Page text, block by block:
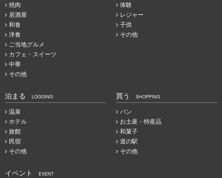
焼肉
居酒屋
和食
洋食
ご当地グルメ
カフェ・スイーツ
中華
その他
体験
レジャー
子供
その他
泊まる LOGGING
温泉
ホテル
旅館
民宿
その他
買う SHOPPING
パン
お土産・特産品
和菓子
道の駅
その他
イベント EVENT